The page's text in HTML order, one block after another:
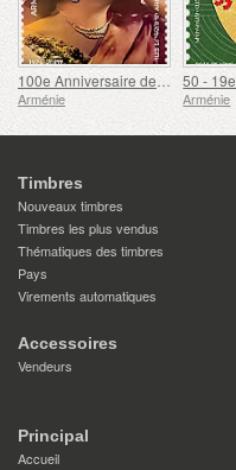
100e Anniversaire de Gohar Gasparyan
Arménie Arménie
Timbres
Nouveaux timbres
Timbres les plus vendus
Thématiques des timbres
Pays
Virements automatiques
Accessoires
Vendeurs
Principal
Accueil